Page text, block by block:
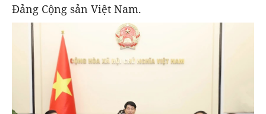
Đảng Cộng sản Việt Nam.